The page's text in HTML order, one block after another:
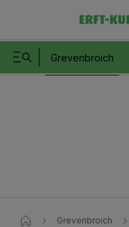
Grevenbroich
Grevenbroich